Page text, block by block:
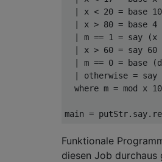
x < 20 = base 10
x > 80 = base 4
m == 1 = say (x
x > 60 = say 60
m == 0 = base (
otherwise = say
where m = mod x 10
main = putStr. say.
Funktionale
diesen Job durchaus